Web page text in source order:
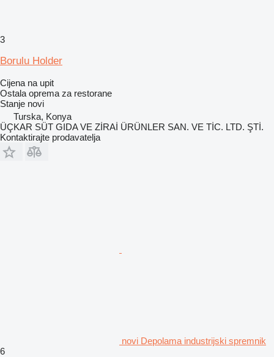
3
Borulu Holder
Cijena na upit
Ostala oprema za restorane
Stanje novi
Turska, Konya
ÜÇKAR SÜT GIDA VE ZİRAİ ÜRÜNLER SAN. VE TİC. LTD. ŞTİ.
Kontaktirajte prodavatelja
novi Depolama industrijski spremnik
6